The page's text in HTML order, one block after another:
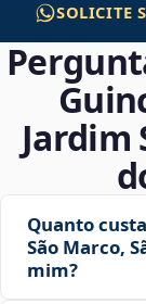
SOLICITE
Jardim
Quanto
São Marco,
mim?